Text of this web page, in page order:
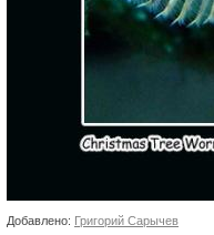
Добавлено: Григорий Сарычев